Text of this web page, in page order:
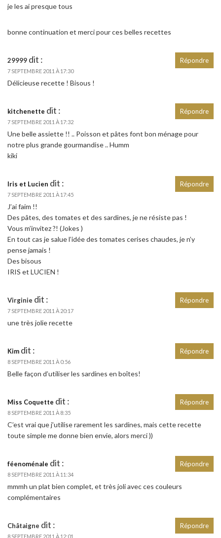
je les ai presque tous
bonne continuation et merci pour ces belles recettes
29999 dit :
7 SEPTEMBRE 2011 À 17:30
Délicieuse recette ! Bisous !
Répondre
kitchenette dit :
7 SEPTEMBRE 2011 À 17:32
Une belle assiette !! .. Poisson et pâtes font bon ménage pour
notre plus grande gourmandise .. Humm
kiki
Répondre
Iris et Lucien dit :
7 SEPTEMBRE 2011 À 17:45
J’ai faim !!
Des pâtes, des tomates et des sardines, je ne résiste pas !
Vous m’invitez ?! (Jokes )
En tout cas je salue l’idée des tomates cerises chaudes, je n’y
pense jamais !
Des bisous
IRIS et LUCIEN !
Répondre
Virginie dit :
7 SEPTEMBRE 2011 À 20:17
une très jolie recette
Répondre
Kim dit :
8 SEPTEMBRE 2011 À 0:56
Belle façon d’utiliser les sardines en boîtes!
Répondre
Miss Coquette dit :
8 SEPTEMBRE 2011 À 8:35
C’est vrai que j’utilise rarement les sardines, mais cette recette
toute simple me donne bien envie, alors merci ))
Répondre
féenoménale dit :
8 SEPTEMBRE 2011 À 11:34
mmmh un plat bien complet, et très joli avec ces couleurs
complémentaires
Répondre
Châtaigne dit :
8 SEPTEMBRE 2011 À 12:01
Répondre